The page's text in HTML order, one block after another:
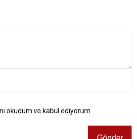
okudum ve kabul ediyorum.